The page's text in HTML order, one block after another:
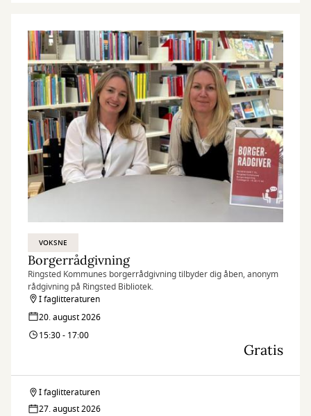
VOKSNE
Borgerrådgivning
Ringsted Kommunes borgerrådgivning tilbyder dig åben, anonym
rådgivning på Ringsted Bibliotek.
I faglitteraturen
20. august 2026
15:30 - 17:00
Gratis
Borgerrådgivning
I faglitteraturen
27. august 2026